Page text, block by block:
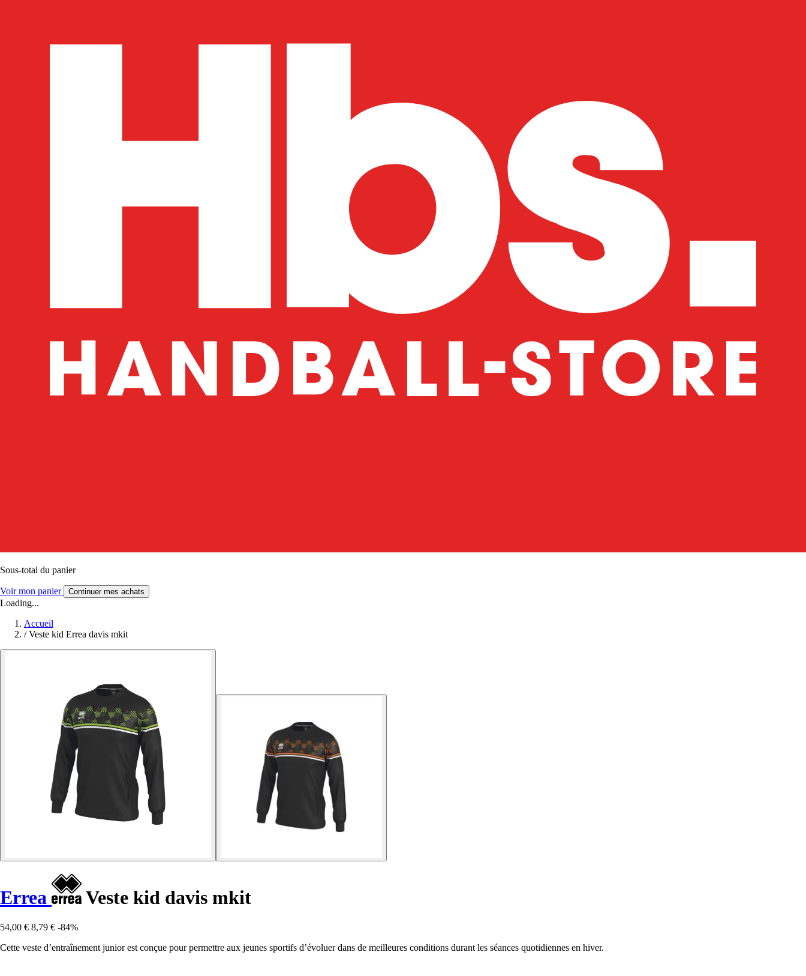
Sous-total du panier
Voir mon panier Continuer mes achats
Loading...
Accueil
/ Veste kid Errea davis mkit
Errea Veste kid davis mkit
54,00 € 8,79 € -84%
Cette veste d’entraînement junior est conçue pour permettre aux jeunes sportifs d’évoluer dans de meilleures conditions durant les séances quotidiennes en hiver.